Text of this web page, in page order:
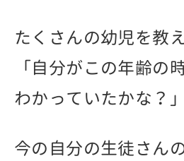
たくさんの幼児を教
「自分がこの年齢の
わかっていたかな？」
今の自分の生徒さん